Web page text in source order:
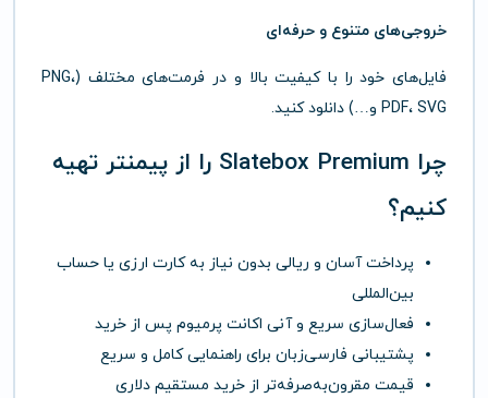
خروجی‌های متنوع و حرفه‌ای
فایل‌های خود را با کیفیت بالا و در فرمت‌های مختلف (PNG،
PDF، SVG و…) دانلود کنید.
چرا Slatebox Premium را از پیمنتر تهیه
کنیم؟
پرداخت آسان و ریالی بدون نیاز به کارت ارزی یا حساب
بین‌المللی
فعال‌سازی سریع و آنی اکانت پرمیوم پس از خرید
پشتیبانی فارسی‌زبان برای راهنمایی کامل و سریع
قیمت مقرون‌به‌صرفه‌تر از خرید مستقیم دلاری